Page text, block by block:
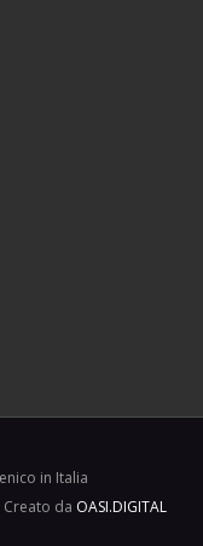
in Italia
Creato da OASI.DIGITAL